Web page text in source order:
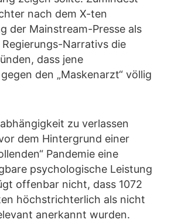
nach dem X-ten
der Mainstream-Presse als
Regierungs-Narrativs die
dass jene
den „Maskenarzt“ völlig
zu verlassen
dem Hintergrund einer
Pandemie eine
psychologische Leistung
offenbar nicht, dass 1072
höchstrichterlich als nicht
anerkannt wurden.